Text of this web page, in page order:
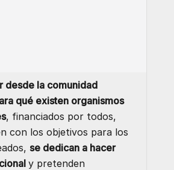
desde la comunidad
qué existen organismos
, financiados por todos,
con los objetivos para los
se dedican a hacer
y pretenden